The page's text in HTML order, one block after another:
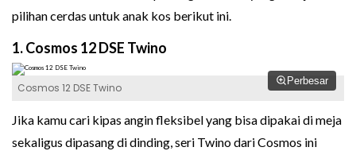
pilihan cerdas untuk anak kos berikut ini.
1. Cosmos 12 DSE Twino
Perbesar
Cosmos 12 DSE Twino
Jika kamu cari kipas angin fleksibel yang bisa dipakai di meja
sekaligus dipasang di dinding, seri Twino dari Cosmos ini